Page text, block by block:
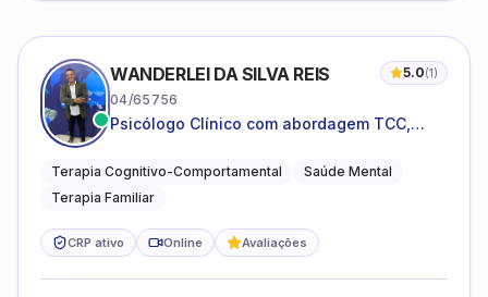
WANDERLEI DA SILVA REIS 5.0(1)
04/65756
Psicólogo Clínico com abordagem TCC,
sistêmica
Terapia Cognitivo-Comportamental
Saúde Mental
Terapia Familiar
CRP ativo Online Avaliações